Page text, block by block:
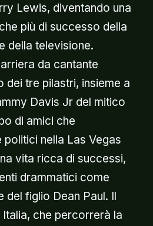
Lewis, diventando una
più di successo della
della televisione.
da cantante
dei tre pilastri, insieme a
Davis Jr del mitico
di amici che
nella Las Vegas
vita ricca di successi,
drammatici come
del figlio Dean Paul. Il
che percorrerà la